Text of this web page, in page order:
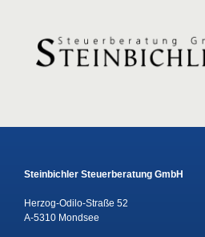
Steinbichler Steuerberatung GmbH
Herzog-Odilo-Straße 52
A-5310 Mondsee